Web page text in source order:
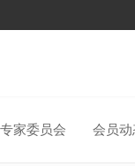
专家委员会 会员动